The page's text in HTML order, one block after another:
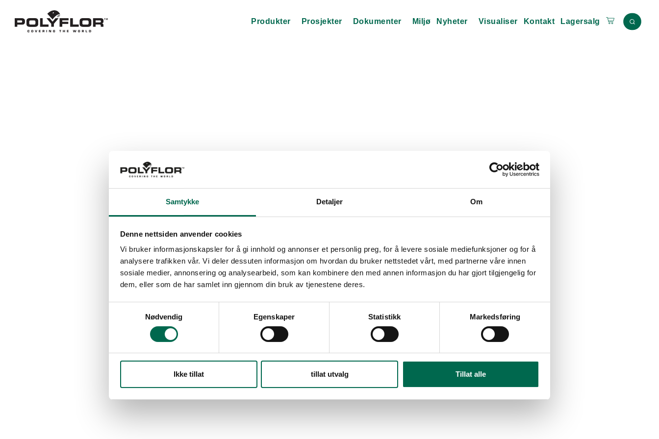
Samtykke Detaljer Om
Denne nettsiden anvender cookies
Vi bruker informasjonskapsler for å gi innhold og annonser et personlig preg, for å levere sosiale mediefunksjoner og for å
analysere trafikken vår. Vi deler dessuten informasjon om hvordan du bruker nettstedet vårt, med partnerne våre innen
sosiale medier, annonsering og analysearbeid, som kan kombinere den med annen informasjon du har gjort tilgjengelig for
dem, eller som de har samlet inn gjennom din bruk av tjenestene deres.
Nødvendig
Egenskaper Statistikk Markedsføring
Ikke tillat tillat utvalg Tillat alle
Produkter Prosjekter Dokumenter Miljø Nyheter Visualiser Kontakt Lagersalg